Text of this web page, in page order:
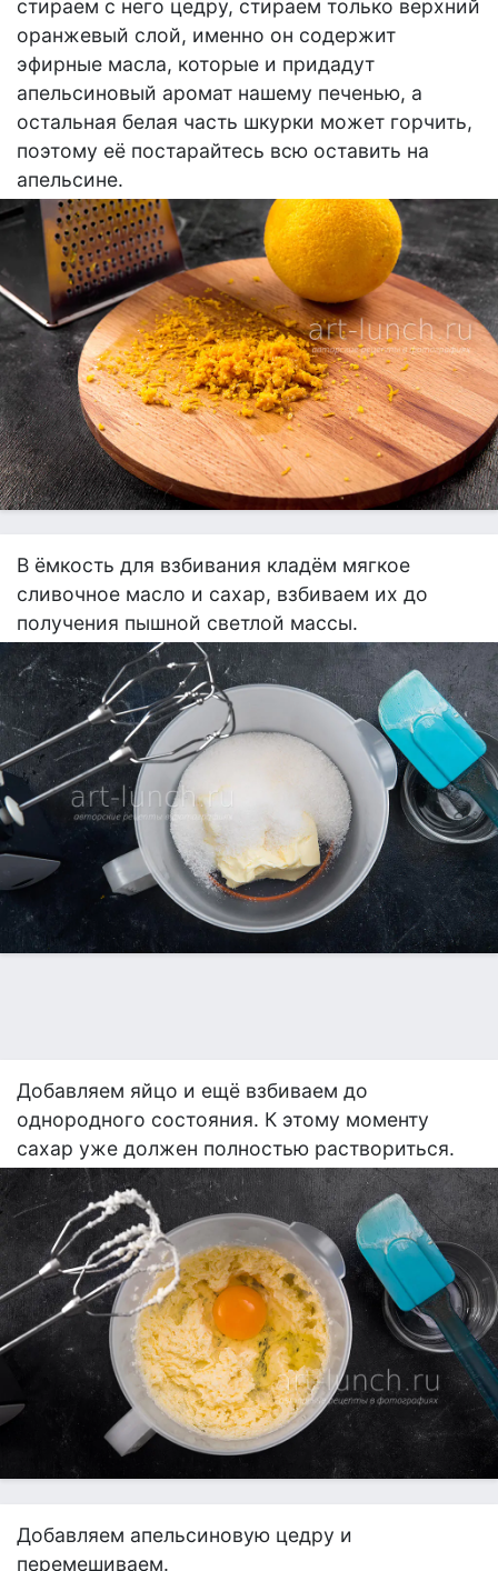
стираем с него цедру, стираем только верхний
оранжевый слой, именно он содержит
эфирные масла, которые и придадут
апельсиновый аромат нашему печенью, а
остальная белая часть шкурки может горчить,
поэтому её постарайтесь всю оставить на
апельсине.
В ёмкость для взбивания кладём мягкое
сливочное масло и сахар, взбиваем их до
получения пышной светлой массы.
Добавляем яйцо и ещё взбиваем до
однородного состояния. К этому моменту
сахар уже должен полностью раствориться.
Добавляем апельсиновую цедру и
перемешиваем.